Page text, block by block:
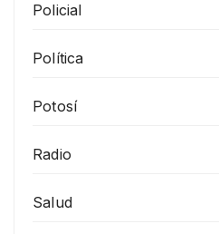
Policial
Política
Potosí
Radio
Salud